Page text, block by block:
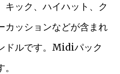
キック、ハイハット、ク
カッションなどが含まれ
ドルです。Midiパック